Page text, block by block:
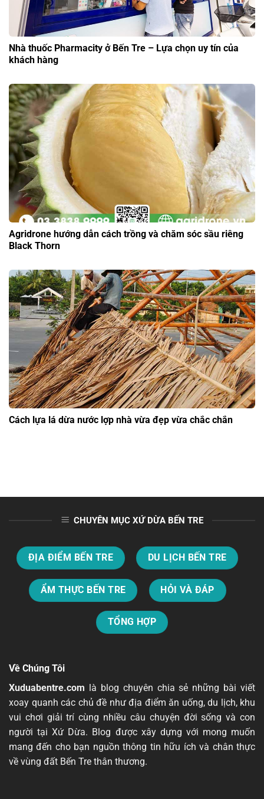
Nhà thuốc Pharmacity ở Bến Tre – Lựa chọn uy tín của
khách hàng
Agridrone hướng dẫn cách trồng và chăm sóc sầu riêng
Black Thorn
Cách lựa lá dừa nước lợp nhà vừa đẹp vừa chắc chắn
CHUYÊN MỤC XỨ DỪA BẾN TRE
ĐỊA ĐIỂM BẾN TRE DU LỊCH BẾN TRE
ẨM THỰC BẾN TRE HỎI VÀ ĐÁP
TỔNG HỢP
Về Chúng Tôi
Xuduabentre.com là blog chuyên chia sẻ những bài viết
xoay quanh các chủ đề như địa điểm ăn uống, du lịch, khu
vui chơi giải trí cùng nhiều câu chuyện đời sống và con
người tại Xứ Dừa. Blog được xây dựng với mong muốn
mang đến cho bạn nguồn thông tin hữu ích và chân thực
về vùng đất Bến Tre thân thương.